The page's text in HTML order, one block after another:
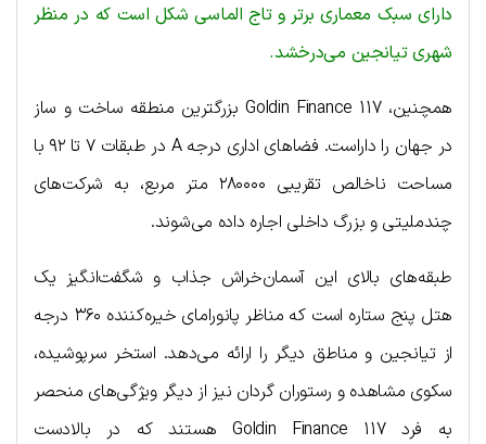
دارای سبک معماری برتر و تاج الماسی شکل است که در منظر
شهری تیانجین می‌درخشد.
همچنین، Goldin Finance 117 بزرگترین منطقه ساخت و ساز
در جهان را داراست. فضاهای اداری درجه A در طبقات ۷ تا ۹۲ با
مساحت ناخالص تقریبی ۲۸۰۰۰۰ متر مربع، به شرکت‌های
چندملیتی و بزرگ داخلی اجاره داده می‌شوند.
طبقه‌های بالای این آسمان‌خراش جذاب و شگفت‌انگیز یک
هتل پنج ستاره است که مناظر پانورامای خیره‌کننده ۳۶۰ درجه
از تیانجین و مناطق دیگر را ارائه می‌دهد. استخر سرپوشیده،
سکوی مشاهده و رستوران گردان نیز از دیگر ویژگی‌های منحصر
به فرد Goldin Finance 117 هستند که در بالادست